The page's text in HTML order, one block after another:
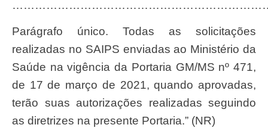
Parágrafo único. Todas as solicitações
realizadas no SAIPS enviadas ao Ministério da
Saúde na vigência da Portaria GM/MS nº 471,
de 17 de março de 2021, quando aprovadas,
terão suas autorizações realizadas seguindo
as diretrizes na presente Portaria.” (NR)